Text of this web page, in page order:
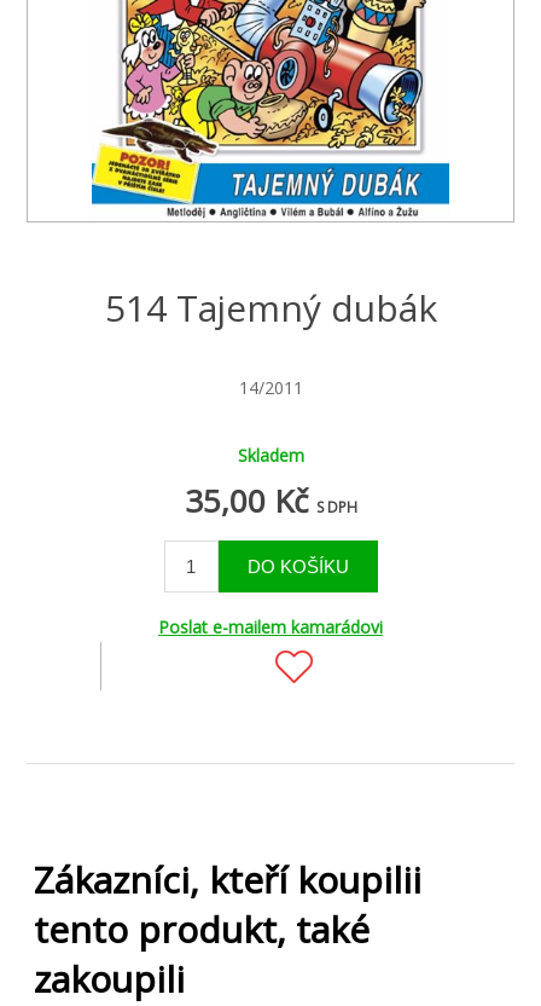
514 Tajemný dubák
14/2011
Skladem
35,00 Kč S DPH
Poslat e-mailem kamarádovi
Zákazníci, kteří koupilii
tento produkt, také
zakoupili